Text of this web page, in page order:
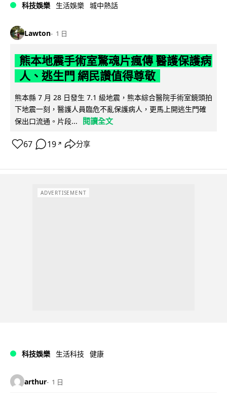
科技娛樂 生活娛樂 城中熱話
Lawton 1 日
熊本地震手術室驚魂片瘋傳 醫護保護病
人、逃生門 網民讚值得尊敬
熊本縣 7 月 28 日發生 7.1 級地震，熊本綜合醫院手術室鏡頭拍
下地震一刻，醫護人員臨危不亂保護病人，更馬上開逃生門確
保出口流通。片段...
閱讀全文
67 19 ↗ 分享
ADVERTISEMENT
科技娛樂 生活科技 健康
arthur 1 日